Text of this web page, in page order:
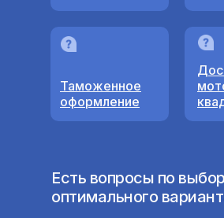
Таможенное
оформление
Есть вопросы по
оптимального